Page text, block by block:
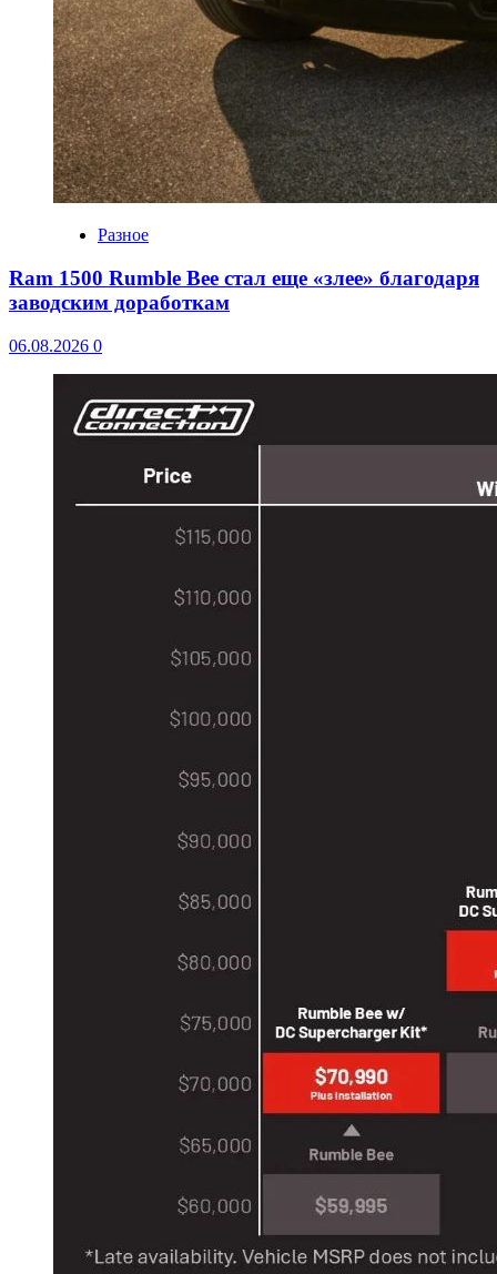
Разное
Ram 1500 Rumble Bee стал еще «злее» благодаря
заводским доработкам
06.08.2026 0